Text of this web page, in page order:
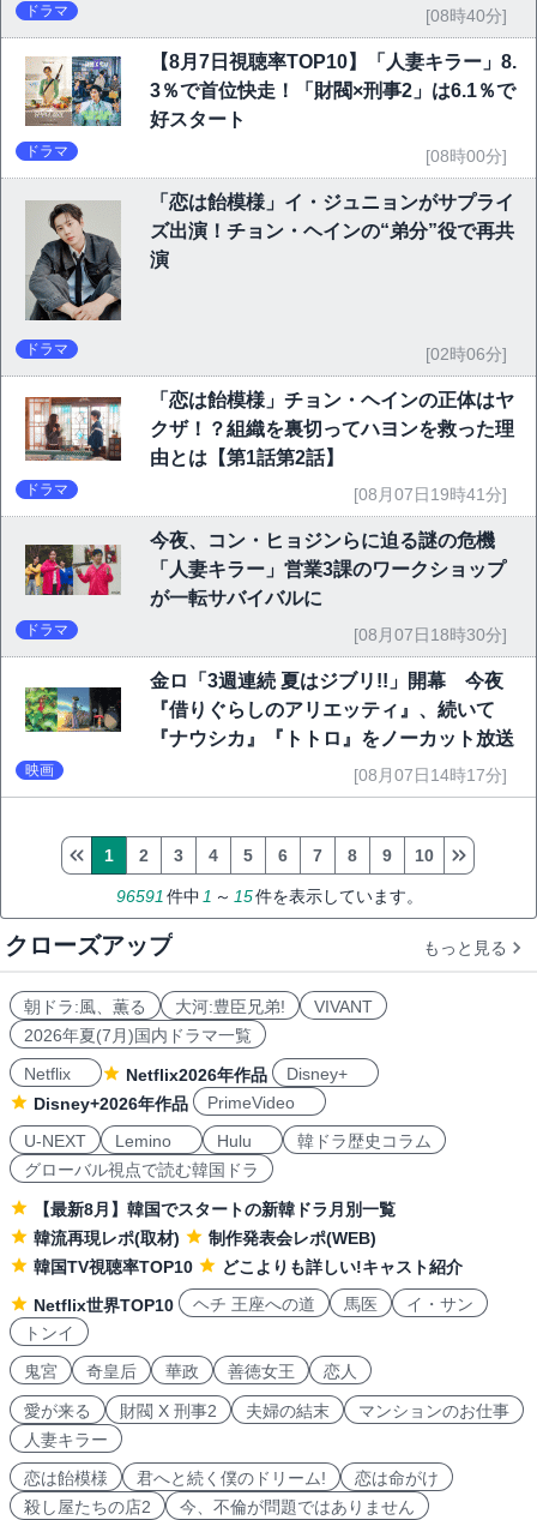
ドラマ [08時40分]
【8月7日視聴率TOP10】「人妻キラー」8.
3％で首位快走！「財閥×刑事2」は6.1％で
好スタート
ドラマ [08時00分]
「恋は飴模様」イ・ジュニョンがサプライ
ズ出演！チョン・ヘインの“弟分”役で再共
演
ドラマ [02時06分]
「恋は飴模様」チョン・ヘインの正体はヤ
クザ！？組織を裏切ってハヨンを救った理
由とは【第1話第2話】
ドラマ [08月07日19時41分]
今夜、コン・ヒョジンらに迫る謎の危機
「人妻キラー」営業3課のワークショップ
が一転サバイバルに
ドラマ [08月07日18時30分]
金ロ「3週連続 夏はジブリ!!」開幕 今夜
『借りぐらしのアリエッティ』、続いて
『ナウシカ』『トトロ』をノーカット放送
映画 [08月07日14時17分]
96591 件中 1 ～ 15件を表示しています。
1 2 3 4 5 6 7 8 9 10
クローズアップ もっと見る
朝ドラ:風、薫る 大河:豊臣兄弟!
VIVANT
2026年夏(7月)国内ドラマ一覧
Netflix
Netflix2026年作品
Disney+
Disney+2026年作品
PrimeVideo
U-NEXT
Lemino Hulu
韓ドラ歴史コラム
グローバル視点で読む韓国ドラ
【最新8月】韓国でスタートの新韓ドラ月別一覧
韓流再現レポ(取材)
制作発表会レポ(WEB)
韓国TV視聴率TOP10
どこよりも詳しい!キャスト紹介
Netflix世界TOP10
ヘチ 王座への道 馬医
イ・サン
トンイ
鬼宮
奇皇后 華政 善徳女王 恋人
愛が来る 財閥 X 刑事2 夫婦の結末
マンションのお仕事
人妻キラー
恋は飴模様
君へと続く僕のドリーム!
恋は命がけ
殺し屋たちの店2
今、不倫が問題ではありません